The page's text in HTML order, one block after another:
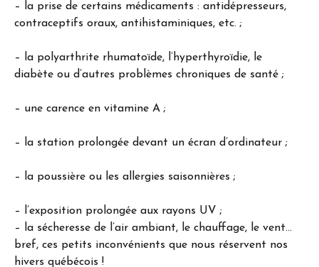
– la prise de certains médicaments : antidépresseurs,
contraceptifs oraux, antihistaminiques, etc. ;
– la polyarthrite rhumatoïde, l’hyperthyroïdie, le
diabète ou d’autres problèmes chroniques de santé ;
– une carence en vitamine A ;
– la station prolongée devant un écran d’ordinateur ;
– la poussière ou les allergies saisonnières ;
– l’exposition prolongée aux rayons UV ;
– la sécheresse de l’air ambiant, le chauffage, le vent…
bref, ces petits inconvénients que nous réservent nos
hivers québécois !